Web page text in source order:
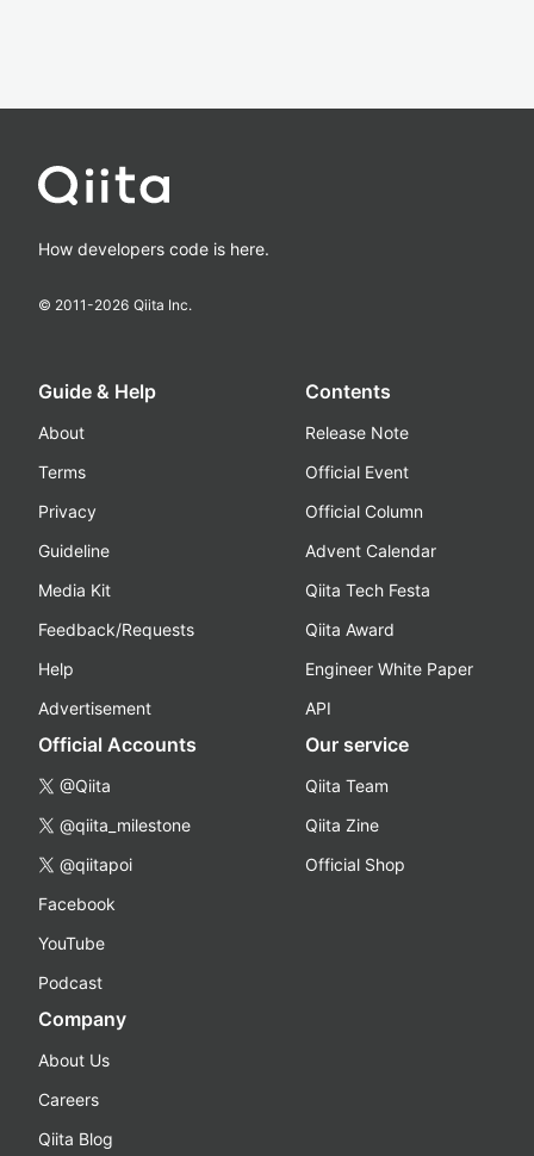
How developers code is here.
© 2011-2026 Qiita Inc.
Guide & Help
About
Terms
Privacy
Guideline
Media Kit
Feedback/Requests
Help
Advertisement
Contents
Release Note
Official Event
Official Column
Advent Calendar
Qiita Tech Festa
Qiita Award
Engineer White Paper
API
Official Accounts
@Qiita
@qiita_milestone
@qiitapoi
Facebook
YouTube
Podcast
Our service
Qiita Team
Qiita Zine
Official Shop
Company
About Us
Careers
Qiita Blog